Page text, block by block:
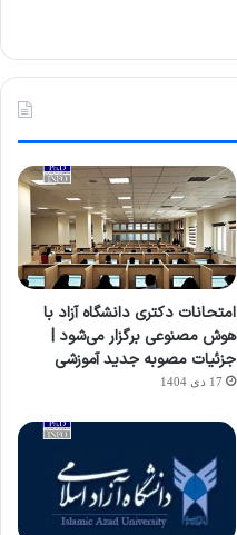
امتحانات دکتری دانشگاه آزاد با
هوش مصنوعی برگزار می‌شود |
جزئیات مصوبه جدید آموزشی
17 دی 1404